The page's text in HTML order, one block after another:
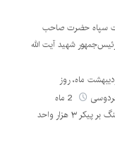
سپاه حضرت صاحب
شهید آیت الله
الله سیّدمجتبی خامنه‌ای به مناسبت ۲۵ اردیبهشت ماه، روز
از سنگر دفاع تا میدان سازندگی؛ ترمیم زخم‌های جنگ بر پیکر ۳ هزار واحد